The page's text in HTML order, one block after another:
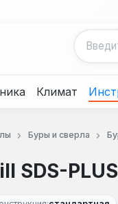
Климат
Буры и сверла
SDS-